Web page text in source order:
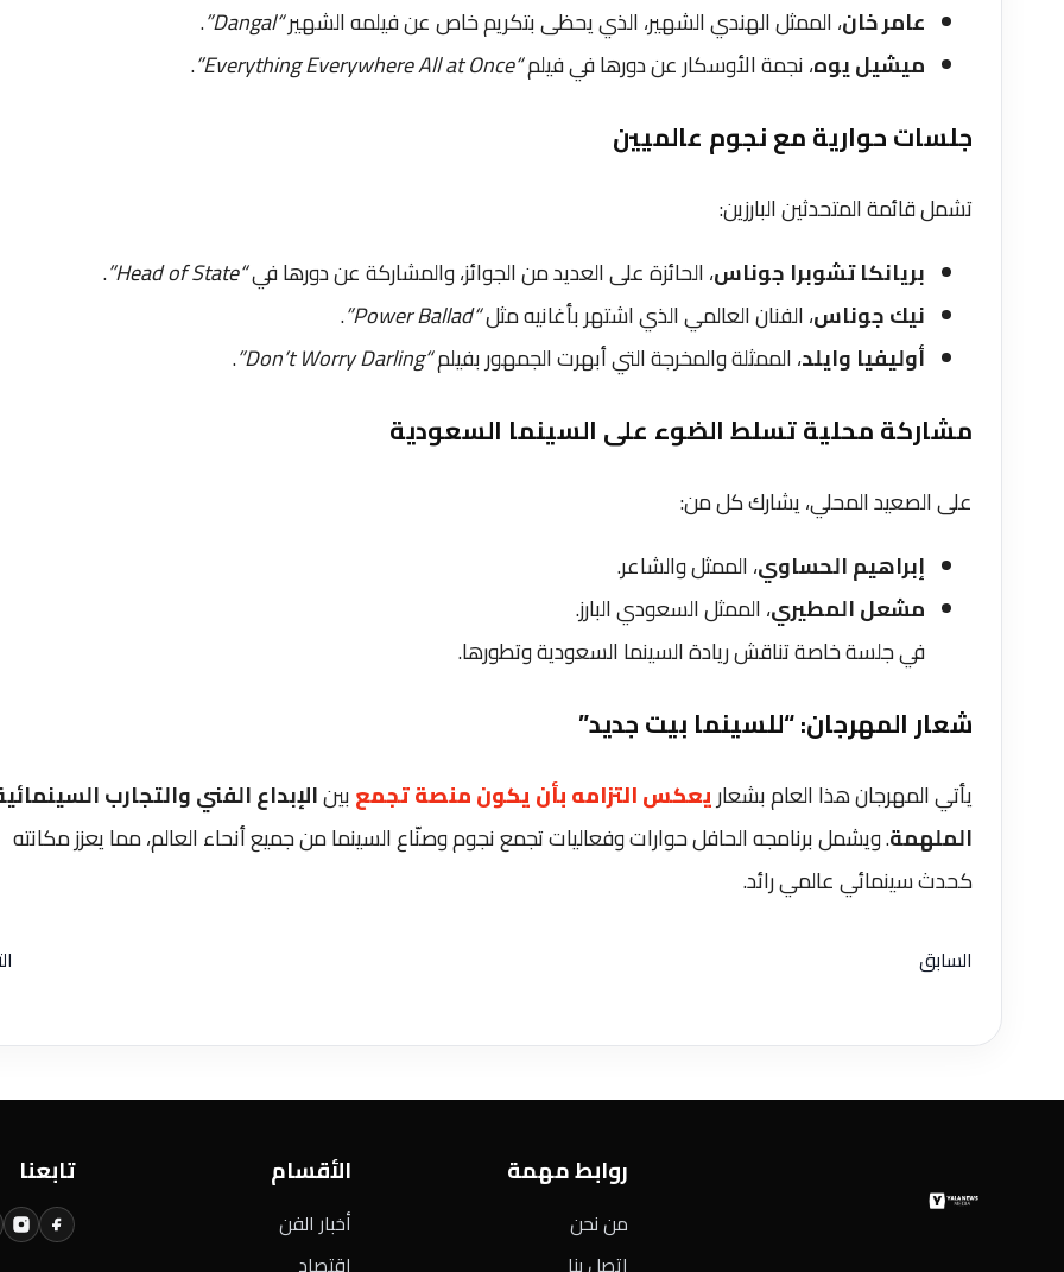
عامر خان، الممثل الهندي الشهير، الذي يحظى بتكريم خاص عن فيلمه الشهير“Dangal”
.
ميشيل يوه، نجمة الأوسكار عن دورها في فيلم“Everything Everywhere All at Once”
.
جلسات حوارية مع نجوم عالميين
تشمل قائمة المتحدثين البارزين:
بريانكا تشوبرا جوناس، الحائزة على العديد من الجوائز، والمشاركة عن دورها في“Head of State”
.
نيك جوناس، الفنان العالمي الذي اشتهر بأغانيه مثل“Power Ballad”
.
أوليفيا وايلد، الممثلة والمخرجة التي أبهرت الجمهور بفيلم“Don’t Worry Darling”
.
مشاركة محلية تسلط الضوء على السينما السعودية
على الصعيد المحلي، يشارك كل من:
إبراهيم الحساوي، الممثل والشاعر.
مشعل المطيري، الممثل السعودي البارز.
في جلسة خاصة تناقش ريادة السينما السعودية وتطورها.
شعار المهرجان: “للسينما بيت جديد”
يأتي المهرجان هذا العام بشعاريعكس التزامه بأن يكون منصة تجمعبينالإبداع الفني والتجارب
الملهمة. ويشمل برنامجه الحافل حوارات وفعاليات تجمع نجوم وصنّاع السينما من جميع أنحاء العالم، مما يعزز مكانته
كحدث سينمائي عالمي رائد.
السابق
روابط مهمة
من نحن
اتصل بنا
الأقسام
أخبار الفن
اقتصاد
تابعنا